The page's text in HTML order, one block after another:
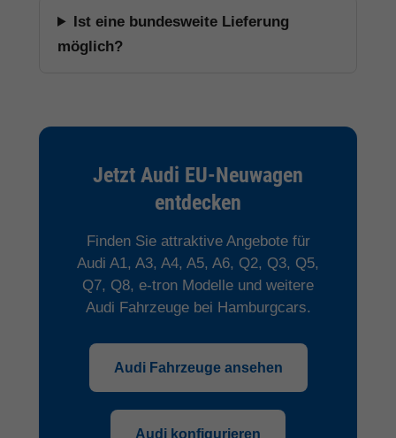
Ist eine bundesweite Lieferung
möglich?
Jetzt Audi EU-Neuwagen
entdecken
Finden Sie attraktive Angebote für
Audi A1, A3, A4, A5, A6, Q2, Q3, Q5,
Q7, Q8, e-tron Modelle und weitere
Audi Fahrzeuge bei Hamburgcars.
Audi Fahrzeuge ansehen
Audi konfigurieren